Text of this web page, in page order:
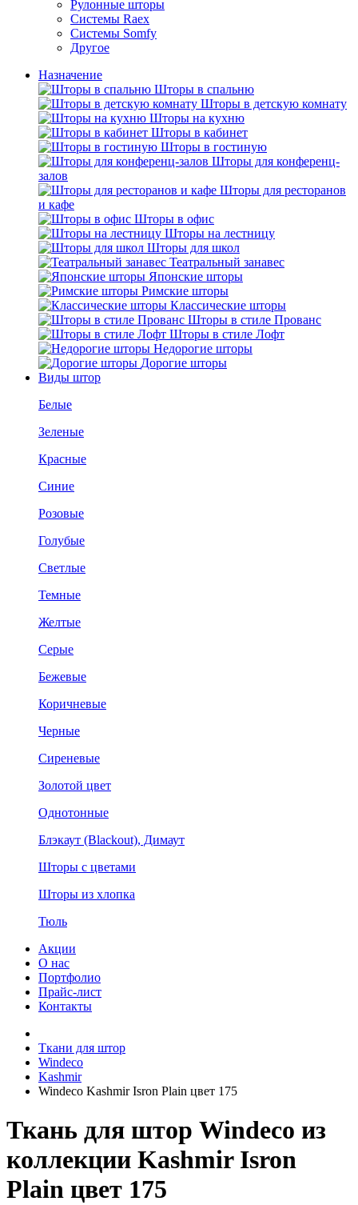
Рулонные шторы
Системы Raex
Системы Somfy
Другое
Назначение
Шторы в спальню
Шторы в детскую комнату
Шторы на кухню
Шторы в кабинет
Шторы в гостиную
Шторы для конференц-
залов
Шторы для ресторанов
и кафе
Шторы в офис
Шторы на лестницу
Шторы для школ
Театральный занавес
Японские шторы
Римские шторы
Классические шторы
Шторы в стиле Прованс
Шторы в стиле Лофт
Недорогие шторы
Дорогие шторы
Виды штор
Белые
Зеленые
Красные
Синие
Розовые
Голубые
Светлые
Темные
Желтые
Серые
Бежевые
Коричневые
Черные
Сиреневые
Золотой цвет
Однотонные
Блэкаут (Blackout), Димаут
Шторы с цветами
Шторы из хлопка
Тюль
Акции
О нас
Портфолио
Прайс-лист
Контакты
Ткани для штор
Windeco
Kashmir
Windeco Kashmir Isron Plain цвет 175
Ткань для штор Windeco из
коллекции Kashmir Isron
Plain цвет 175